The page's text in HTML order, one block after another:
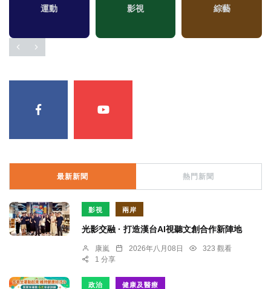
運動 影視 綜藝
最新新聞 熱門新聞
影視 兩岸
光影交融 · 打造漢台AI視聽文創合作新陣地
康嵐 2026年八月08日
323 觀看
1 分享
政治 健康及醫療